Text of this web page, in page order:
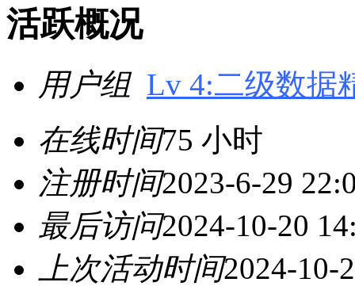
活跃概况
用户组 Lv 4:二级数据
在线时间75 小时
注册时间2023-6-29
最后访问2024-10-20
上次活动时间2024-10-